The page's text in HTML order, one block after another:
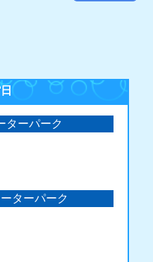
ターパーク
ターパーク